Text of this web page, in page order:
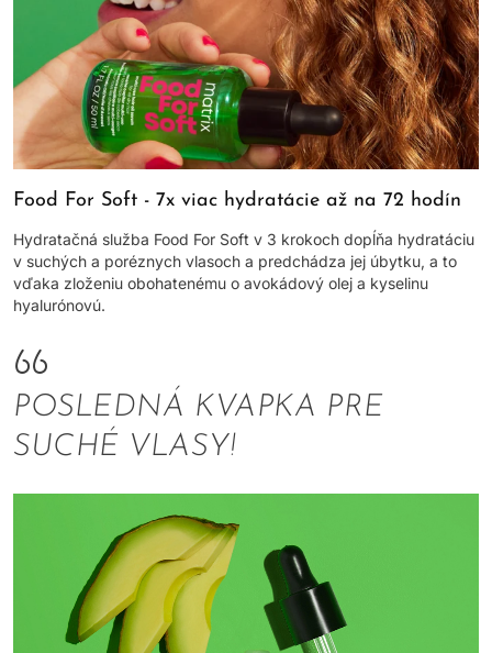
Food For Soft - 7x viac hydratácie až na 72 hodín
Hydratačná služba Food For Soft v 3 krokoch dopĺňa hydratáciu
v suchých a poréznych vlasoch a predchádza jej úbytku, a to
vďaka zloženiu obohatenému o avokádový olej a kyselinu
hyalurónovú.
POSLEDNÁ KVAPKA PRE
SUCHÉ VLASY!